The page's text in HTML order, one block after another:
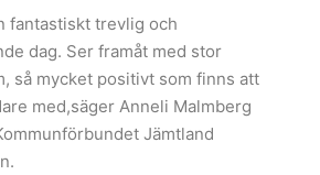
fantastiskt trevlig och
dag. Ser framåt med stor
så mycket positivt som finns att
med,säger Anneli Malmberg
Jämtland